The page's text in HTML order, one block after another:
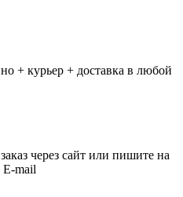
+ курьер + доставка в любой
через сайт или пишите на
E-mail